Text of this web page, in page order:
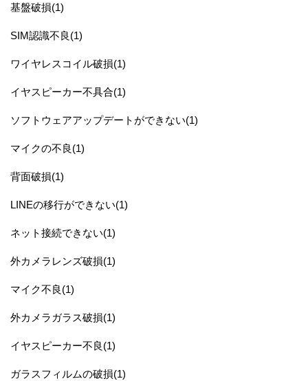
基盤破損(1)
SIM認識不良(1)
ワイヤレスコイル破損(1)
イヤスピーカー不具合(1)
ソフトウェアアップデートができない(1)
マイクの不良(1)
背面破損(1)
LINEの移行ができない(1)
ネット接続できない(1)
外カメラレンズ破損(1)
マイク不良(1)
外カメラガラス破損(1)
イヤスピーカー不良(1)
ガラスフィルムの破損(1)